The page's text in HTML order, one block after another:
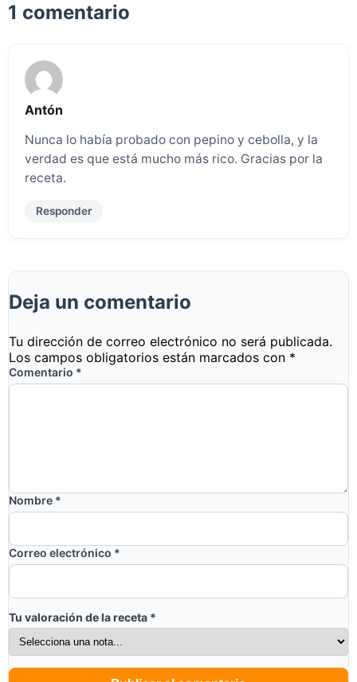
1 comentario
Antón
Nunca lo había probado con pepino y cebolla, y la
verdad es que está mucho más rico. Gracias por la
receta.
Responder
Deja un comentario
Tu dirección de correo electrónico no será publicada.
Los campos obligatorios están marcados con *
Comentario *
Nombre *
Correo electrónico *
Tu valoración de la receta *